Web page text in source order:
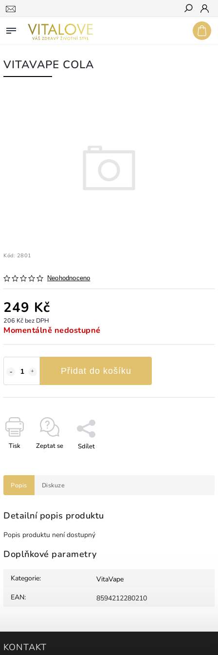
Hledat
VITAVAPE COLA
Kód: 2801
Neohodnoceno
249 Kč
206 Kč bez DPH
Momentálně nedostupné
Přidat do košíku
Tisk Zeptat se Sdílet
Popis Diskuze
Detailní popis produktu
Popis produktu není dostupný
Doplňkové parametry
Kategorie:
VitaVape
EAN: 8594212280210
KONTAKT